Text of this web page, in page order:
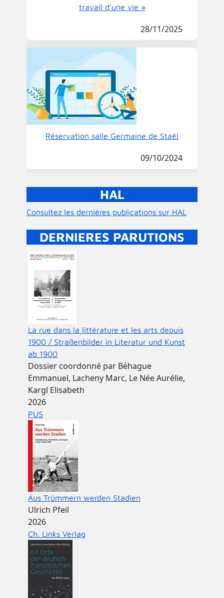
travail d’une vie »
28/11/2025
Réservation salle Germaine de Staël
09/10/2024
HAL
Consultez les dernières publications sur HAL
DERNIERES PARUTIONS
La rue dans la littérature et les arts depuis
1900 / Straßenbilder in Literatur und Kunst
ab 1900
Dossier coordonné par Béhague
Emmanuel, Lacheny Marc, Le Née Aurélie,
Kargl Elisabeth
2026
PUS
Aus Trümmern werden Stadien
Ulrich Pfeil
2026
Ch. Links Verlag